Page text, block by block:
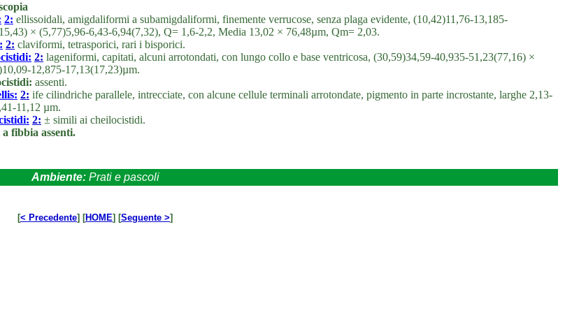
2: ellissoidali, amigdaliformi a subamigdaliformi, finemente verrucose, senza plaga evidente, (10,42)11,76-13,185-
× (5,77)5,96-6,43-6,94(7,32), Q= 1,6-2,2, Media 13,02 × 76,48µm, Qm= 2,03.
2: claviformi, tetrasporici, rari i bisporici.
2: lageniformi, capitati, alcuni arrotondati, con lungo collo e base ventricosa, (30,59)34,59-40,935-51,23(77,16) ×
12,875-17,13(17,23)µm.
assenti.
2: ife cilindriche parallele, intrecciate, con alcune cellule terminali arrotondate, pigmento in parte incrostante, larghe 2,13-
11,12 µm.
2: ± simili ai cheilocistidi.
fibbia assenti.
Ambiente: Prati e pascoli
[< Precedente] [HOME] [Seguente >]